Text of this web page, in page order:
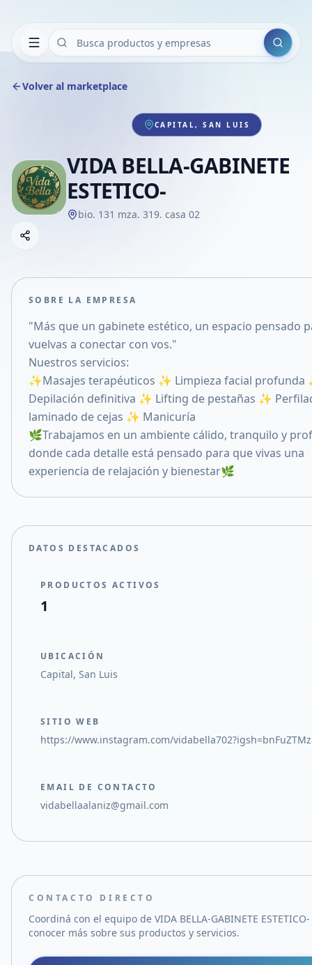
Buscar
Volver al marketplace
CAPITAL, SAN LUIS
VIDA BELLA-GABINETE
ESTETICO-
bio. 131 mza. 319. casa 02
Compartir empresa
Compartir en X
SOBRE LA EMPRESA
"Más que un gabinete estético, un espacio pensado
vuelvas a conectar con vos."
Nuestros servicios:
✨Masajes terapéuticos ✨ Limpieza facial profunda
Depilación definitiva ✨ Lifting de pestañas ✨
laminado de cejas ✨ Manicuría
🌿Trabajamos en un ambiente cálido, tranquilo y
donde cada detalle está pensado para que vivas una
experiencia de relajación y bienestar🌿
DATOS DESTACADOS
PRODUCTOS ACTIVOS
1
UBICACIÓN
Capital, San Luis
SITIO WEB
https://www.instagram.com/
EMAIL DE CONTACTO
vidabellaalaniz@gmail.com
CONTACTO DIRECTO
Coordiná con el equipo de VIDA BELLA-GABINETE ESTETICO-
conocer más sobre sus productos y servicios.